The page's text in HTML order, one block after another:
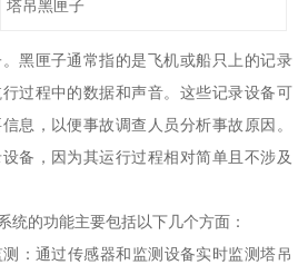
塔吊黑匣子
黑匣子通常指的是飞机或船只上的记录
过程中的数据和声音。这些记录设备可
息，以便事故调查人员分析事故原因。
备，因为其运行过程相对简单且不涉及
统的功能主要包括以下几个方面：
：通过传感器和监测设备实时监测塔吊